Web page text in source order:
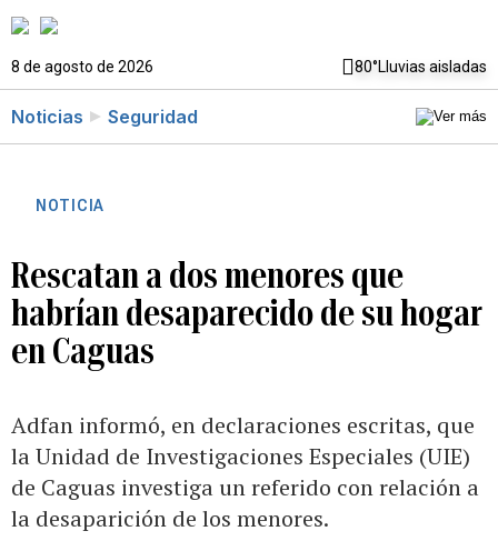
8 de agosto de 2026 80°Lluvias aisladas
Noticias Seguridad
NOTICIA
Rescatan a dos menores que
habrían desaparecido de su hogar
en Caguas
Adfan informó, en declaraciones escritas, que
la Unidad de Investigaciones Especiales (UIE)
de Caguas investiga un referido con relación a
la desaparición de los menores.